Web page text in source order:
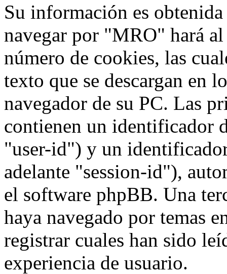
Su información es
navegar por "MRO" hará
número de cookies, las
texto que se descargan en
navegador de su PC. Las
contienen un identificador
"user-id") y un
adelante "session-id"),
el software phpBB. Una
haya navegado por temas
registrar cuales han sido
experiencia de usuario.